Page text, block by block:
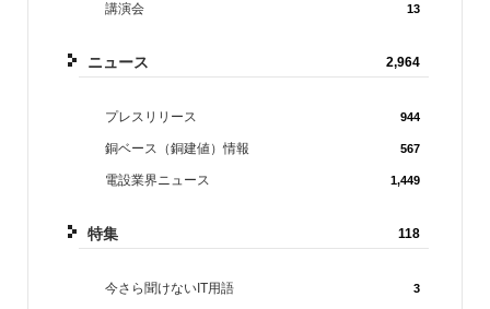
講演会 13
ニュース 2,964
プレスリリース 944
銅ベース（銅建値）情報 567
電設業界ニュース 1,449
特集 118
今さら聞けないIT用語 3